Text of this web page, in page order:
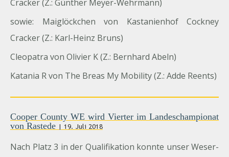
Cracker (Z.: Günther Meyer-Wehrmann)
sowie: Maiglöckchen von Kastanienhof Cockney
Cracker (Z.: Karl-Heinz Bruns)
Cleopatra von Olivier K (Z.: Bernhard Abeln)
Katania R von The Breas My Mobility (Z.: Adde Reents)
Cooper County WE wird Vierter im Landeschampionat
von Rastede | 19. Juli 2018
Nach Platz 3 in der Qualifikation konnte unser Weser-